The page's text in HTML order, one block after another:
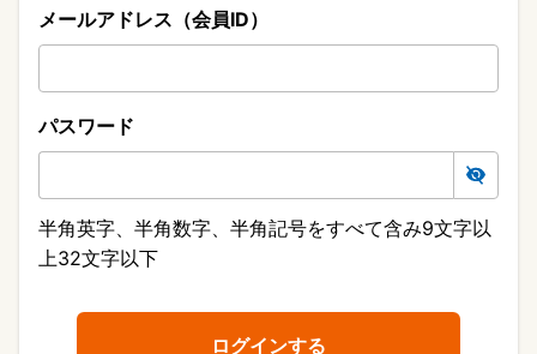
メールアドレス（会員ID）
パスワード
半角英字、半角数字、半角記号をすべて含み9文字以
上32文字以下